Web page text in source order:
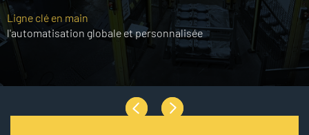
Ligne clé en main
l'automatisation globale et personnalisée